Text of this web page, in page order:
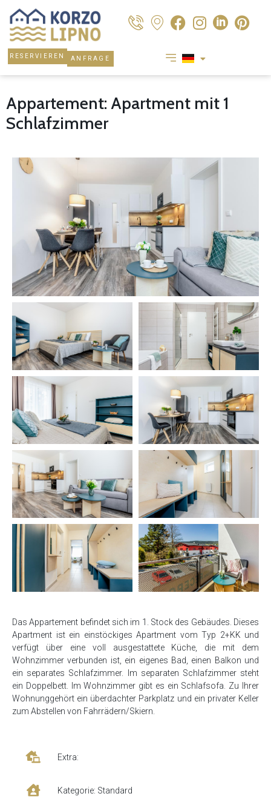
RESERVIEREN ANFRAGE
Appartement: Apartment mit 1
Schlafzimmer
Das Appartement befindet sich im 1. Stock des Gebäudes. Dieses
Apartment ist ein einstöckiges Apartment vom Typ 2+KK und
verfügt über eine voll ausgestattete Küche, die mit dem
Wohnzimmer verbunden ist, ein eigenes Bad, einen Balkon und
ein separates Schlafzimmer. Im separaten Schlafzimmer steht
ein Doppelbett. Im Wohnzimmer gibt es ein Schlafsofa. Zu Ihrer
Wohnunggehört ein überdachter Parkplatz und ein privater Keller
zum Abstellen von Fahrrädern/Skiern.
Extra:
Kategorie: Standard